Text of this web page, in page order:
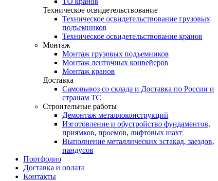
Техническое освидетельствование
Техническое освидетельствование грузовых
подъемников
Техническое освидетельствование кранов
Монтаж
Монтаж грузовых подъемников
Монтаж ленточных конвейеров
Монтаж кранов
Доставка
Самовывоз со склада и Доставка по России и
странам ТС
Строительные работы
Демонтаж металлоконструкций
Изготовление и обустройство фундаментов,
приямков, проемов, лифтовых шахт
Выполнение металлических эстакад, заездов,
пандусов
Портфолио
Доставка и оплата
Контакты